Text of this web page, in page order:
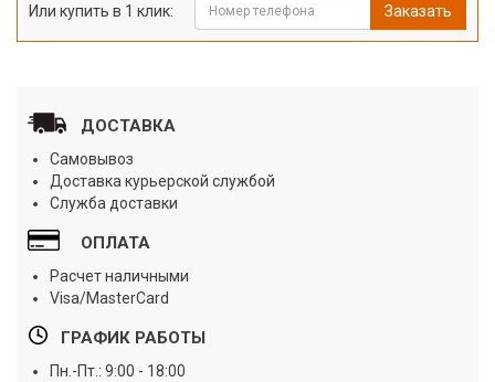
Или купить в 1 клик: Заказать
ДОСТАВКА
Самовывоз
Доставка курьерской службой
Служба доставки
ОПЛАТА
Расчет наличными
Visa/MasterCard
ГРАФИК РАБОТЫ
Пн.-Пт.: 9:00 - 18:00